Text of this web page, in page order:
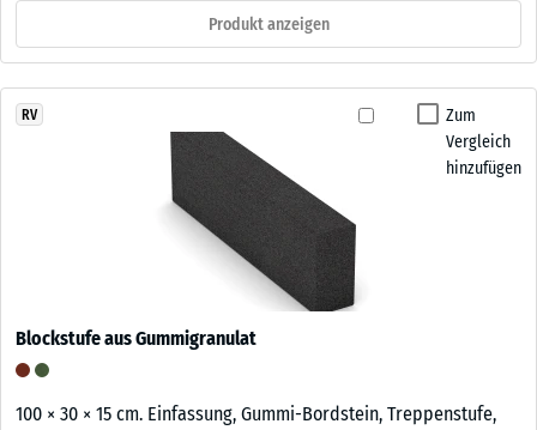
Produkt anzeigen
Zum
Vergleich
hinzufügen
RV
Blockstufe aus Gummigranulat
100 × 30 × 15 cm. Einfassung, Gummi-Bordstein, Treppenstufe,